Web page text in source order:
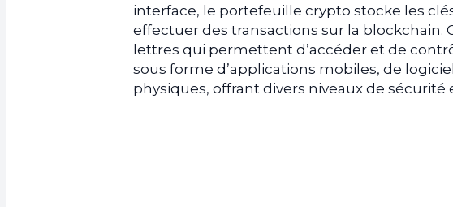
3. Les différents types de portefeuilles crypto
a. Portefeuilles matériels
b. Portefeuilles logiciels
c.
Portefeuilles mobiles
interface, le portefeuille crypto stocke les
effectuer des transactions sur la blockchain.
lettres qui permettent d’accéder et de
sous forme d’applications mobiles, de
physiques, offrant divers niveaux de